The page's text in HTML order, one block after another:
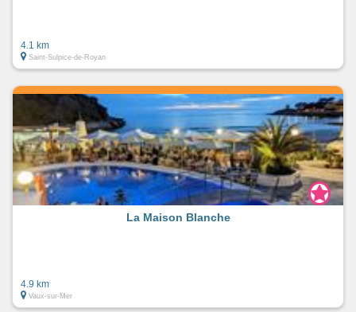
4.1 km
Saint-Sulpice-de-Royan
La Maison Blanche
4.9 km
Vaux-sur-Mer